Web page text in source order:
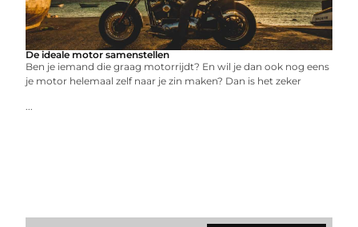
De ideale motor samenstellen
Ben je iemand die graag motorrijdt? En wil je dan ook nog eens
je motor helemaal zelf naar je zin maken? Dan is het zeker
...